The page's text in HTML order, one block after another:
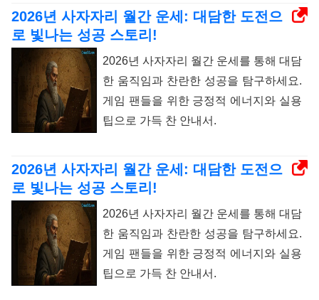
2026년 사자자리 월간 운세: 대담한 도전으
로 빛나는 성공 스토리!
2026년 사자자리 월간 운세를 통해 대담
한 움직임과 찬란한 성공을 탐구하세요.
게임 팬들을 위한 긍정적 에너지와 실용
팁으로 가득 찬 안내서.
2026년 사자자리 월간 운세: 대담한 도전으
로 빛나는 성공 스토리!
2026년 사자자리 월간 운세를 통해 대담
한 움직임과 찬란한 성공을 탐구하세요.
게임 팬들을 위한 긍정적 에너지와 실용
팁으로 가득 찬 안내서.